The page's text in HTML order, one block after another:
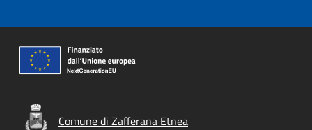
Comune di Zafferana Etnea